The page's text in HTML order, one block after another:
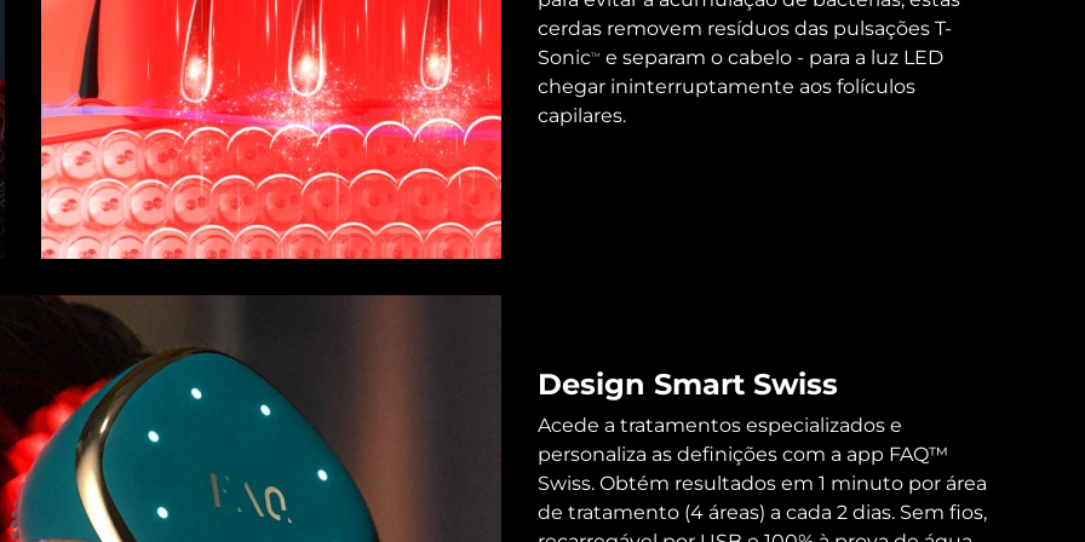
cerdas removem resíduos das pulsações T-
SonicTM
e separam o cabelo - para a luz LED
chegar ininterruptamente aos folículos
capilares.
Design Smart Swiss
Acede a tratamentos especializados e
personaliza as definições com a app FAQ™
Swiss. Obtém resultados em 1 minuto por área
de tratamento (4 áreas) a cada 2 dias. Sem fios,